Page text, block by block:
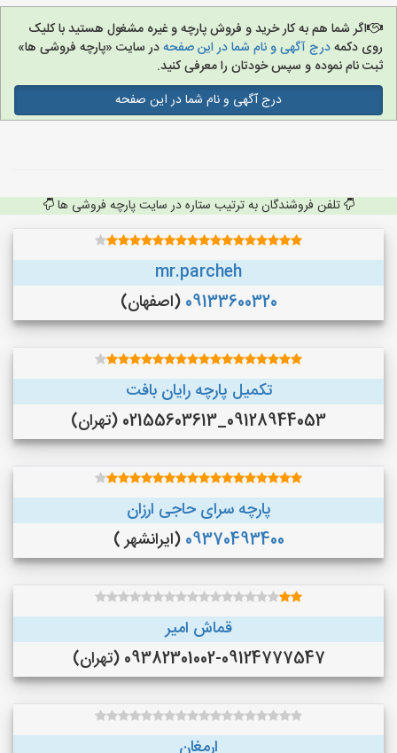
اگر شما هم به کار خرید و فروش پارچه و غیره مشغول هستید با کلیک
روی دکمهدرج آگهی و نام شما در این صفحهدر سایت «پارچه فروشی ها»
ثبت نام نموده و سپس خودتان را معرفی کنید.
درج آگهی و نام شما در این صفحه
تلفن فروشندگان به ترتیب ستاره در سایت پارچه فروشی ها
mr.parcheh
09133600320 (اصفهان)
تکمیل پارچه رایان بافت
09128944053_02155603613 (تهران)
پارچه سرای حاجی ارزان
09370493400 (ایرانشهر )
قماش امیر
09382301002-09124777547 (تهران)
ارمغان